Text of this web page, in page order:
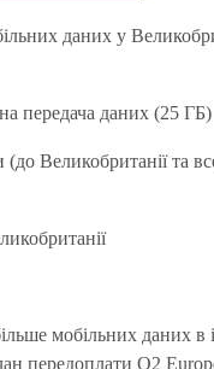
даних у
передача даних (25 ГБ)
Великобританії та
мобільних даних в
передоплати O2